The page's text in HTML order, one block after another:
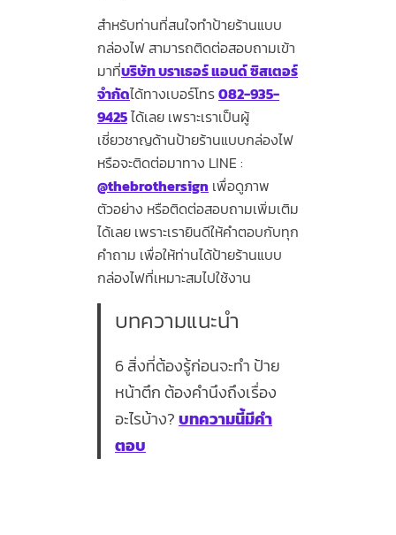
สำหรับท่านที่สนใจทำป้ายร้านแบบ
กล่องไฟ สามารถติดต่อสอบถามเข้า
มาที่บริษัท บราเธอร์ แอนด์ ซิสเตอร์
จำกัดได้ทางเบอร์โทร082-935-
9425ได้เลย เพราะเราเป็นผู้
เชี่ยวชาญด้านป้ายร้านแบบกล่องไฟ
หรือจะติดต่อมาทาง LINE :
@thebrothersign เพื่อดูภาพ
ตัวอย่าง หรือติดต่อสอบถามเพิ่มเติม
ได้เลย เพราะเรายินดีให้คำตอบกับทุก
คำถาม เพื่อให้ท่านได้ป้ายร้านแบบ
กล่องไฟที่เหมาะสมไปใช้งาน
บทความแนะนำ
6 สิ่งที่ต้องรู้ก่อนจะทำ ป้าย
หน้าตึก ต้องคำนึงถึงเรื่อง
อะไรบ้าง?บทความนี้มีคำ
ตอบ